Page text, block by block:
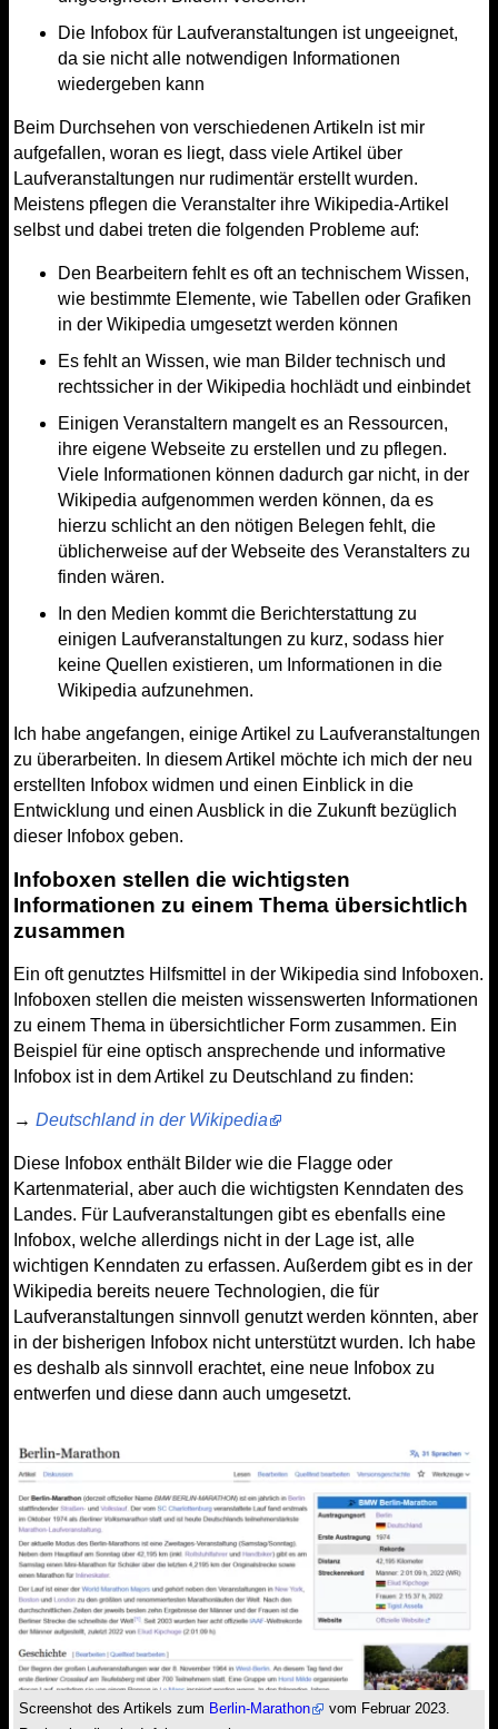
Die Infobox für Laufveranstaltungen ist ungeeignet,
da sie nicht alle notwendigen Informationen
wiedergeben kann
Beim Durchsehen von verschiedenen Artikeln ist mir
aufgefallen, woran es liegt, dass viele Artikel über
Laufveranstaltungen nur rudimentär erstellt wurden.
Meistens pflegen die Veranstalter ihre Wikipedia-Artikel
selbst und dabei treten die folgenden Probleme auf:
Den Bearbeitern fehlt es oft an technischem Wissen,
wie bestimmte Elemente, wie Tabellen oder Grafiken
in der Wikipedia umgesetzt werden können
Es fehlt an Wissen, wie man Bilder technisch und
rechtssicher in der Wikipedia hochlädt und einbindet
Einigen Veranstaltern mangelt es an Ressourcen,
ihre eigene Webseite zu erstellen und zu pflegen.
Viele Informationen können dadurch gar nicht, in der
Wikipedia aufgenommen werden können, da es
hierzu schlicht an den nötigen Belegen fehlt, die
üblicherweise auf der Webseite des Veranstalters zu
finden wären.
In den Medien kommt die Berichterstattung zu
einigen Laufveranstaltungen zu kurz, sodass hier
keine Quellen existieren, um Informationen in die
Wikipedia aufzunehmen.
Ich habe angefangen, einige Artikel zu Laufveranstaltungen
zu überarbeiten. In diesem Artikel möchte ich mich der neu
erstellten Infobox widmen und einen Einblick in die
Entwicklung und einen Ausblick in die Zukunft bezüglich
dieser Infobox geben.
Infoboxen stellen die wichtigsten
Informationen zu einem Thema übersichtlich
zusammen
Ein oft genutztes Hilfsmittel in der Wikipedia sind Infoboxen.
Infoboxen stellen die meisten wissenswerten Informationen
zu einem Thema in übersichtlicher Form zusammen. Ein
Beispiel für eine optisch ansprechende und informative
Infobox ist in dem Artikel zu Deutschland zu finden:
→ Deutschland in der Wikipedia
Diese Infobox enthält Bilder wie die Flagge oder
Kartenmaterial, aber auch die wichtigsten Kenndaten des
Landes. Für Laufveranstaltungen gibt es ebenfalls eine
Infobox, welche allerdings nicht in der Lage ist, alle
wichtigen Kenndaten zu erfassen. Außerdem gibt es in der
Wikipedia bereits neuere Technologien, die für
Laufveranstaltungen sinnvoll genutzt werden könnten, aber
in der bisherigen Infobox nicht unterstützt wurden. Ich habe
es deshalb als sinnvoll erachtet, eine neue Infobox zu
entwerfen und diese dann auch umgesetzt.
Screenshot des Artikels zum Berlin-Marathon
vom Februar 2023.